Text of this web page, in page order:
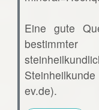
Eine gute
ev.de).